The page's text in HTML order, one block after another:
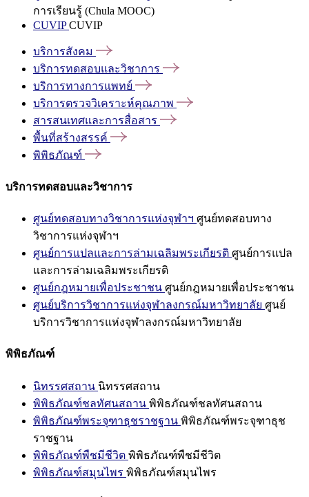
การเรียนรู้ (Chula MOOC)
CUVIPCUVIP
บริการสังคม
บริการทดสอบและวิชาการ
บริการทางการแพทย์
บริการตรวจวิเคราะห์คุณภาพ
สารสนเทศและการสื่อสาร
พื้นที่สร้างสรรค์
พิพิธภัณฑ์
บริการทดสอบและวิชาการ
ศูนย์ทดสอบทางวิชาการแห่งจุฬาฯ ศูนย์ทดสอบทาง
วิชาการแห่งจุฬาฯ
ศูนย์การแปลและการล่ามเฉลิมพระเกียรติ ศูนย์การแปล
และการล่ามเฉลิมพระเกียรติ
ศูนย์กฎหมายเพื่อประชาชน ศูนย์กฎหมายเพื่อประชาชน
ศูนย์บริการวิชาการแห่งจุฬาลงกรณ์มหาวิทยาลัย ศูนย์
บริการวิชาการแห่งจุฬาลงกรณ์มหาวิทยาลัย
พิพิธภัณฑ์
นิทรรศสถาน นิทรรศสถาน
พิพิธภัณฑ์ชลทัศนสถาน พิพิธภัณฑ์ชลทัศนสถาน
พิพิธภัณฑ์พระจุฑาธุชราชฐาน พิพิธภัณฑ์พระจุฑาธุช
ราชฐาน
พิพิธภัณฑ์พืชมีชีวิต พิพิธภัณฑ์พืชมีชีวิต
พิพิธภัณฑ์สมุนไพร พิพิธภัณฑ์สมุนไพร